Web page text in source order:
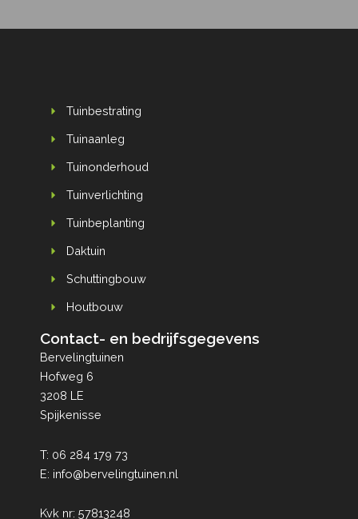
Tuinbestrating
Tuinaanleg
Tuinonderhoud
Tuinverlichting
Tuinbeplanting
Daktuin
Schuttingbouw
Houtbouw
Contact- en bedrijfsgegevens
Bervelingtuinen
Hofweg 6
3208 LE
Spijkenisse
T: 06 284 179 73
E: info@bervelingtuinen.nl
Kvk nr: 57813248